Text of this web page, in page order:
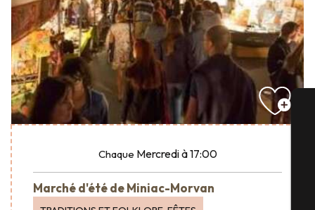
Chaque Mercredià 17:00
Marché d'été de Miniac-Morvan